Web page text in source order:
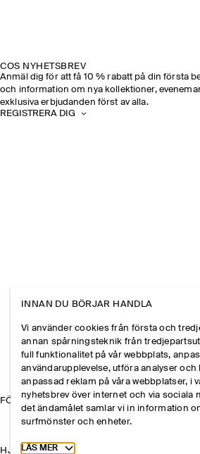
COS NYHETSBREV
Anmäl dig för att få 10 % rabatt på din första
och information om nya kollektioner,
exklusiva erbjudanden först av alla.
REGISTRERA DIG
FÖRETAGET
HJÄLP
INNAN DU BÖRJAR HANDLA
Vi använder cookies från första och
annan spårningsteknik från
full funktionalitet på vår webbplats,
användarupplevelse, utföra analyser
anpassad reklam på våra webbplatser, i
nyhetsbrev över internet och via sociala
det ändamålet samlar vi in information
surfmönster och enheter.
Toggle more cookie information
LÄS MER